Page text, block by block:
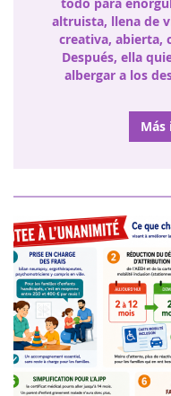
todo para
altruista, llena de
creativa, abierta,
Después, ella
albergar a los